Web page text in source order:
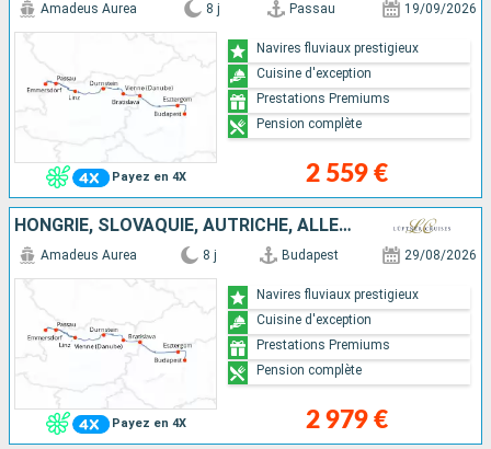
Payez en 4X
Amadeus Aurea 8 j Passau 19/09/2026
2 559 €
Navires fluviaux prestigieux
Cuisine d'exception
Prestations Premiums
Pension complète
HONGRIE, SLOVAQUIE, AUTRICHE, ALLEMAGNE
Payez en 4X
Amadeus Aurea 8 j Budapest 29/08/2026
2 979 €
Navires fluviaux prestigieux
Cuisine d'exception
Prestations Premiums
Pension complète